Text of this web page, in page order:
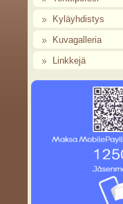
Kyläyhdistys
Kuvagalleria
Linkkejä